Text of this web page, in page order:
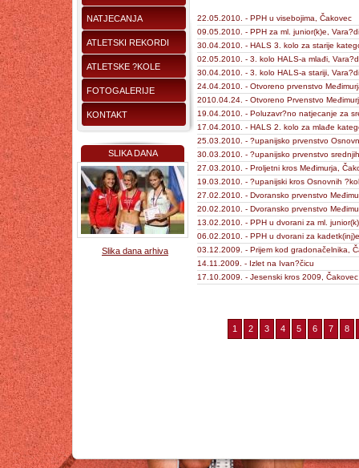
NATJECANJA
ATLETSKI REKORDI
ATLETSKE ?KOLE
FOTOGALERIJE
KONTAKT
SLIKA DANA
Slika dana arhiva
22.05.2010. - PPH u visebojima, Čakovec
09.05.2010. - PPH za ml. junior(k)e,
30.04.2010. - HALS 3. kolo za starije
02.05.2010. - 3. kolo HALS-a mlađi,
30.04.2010. - 3. kolo HALS-a stariji,
24.04.2010. - Otvoreno prvenstvo
2010.04.24. - Otvoreno Prvenstvo
19.04.2010. - Poluzavr?no natjecanje za
17.04.2010. - HALS 2. kolo za mlađe
25.03.2010. - ?upanijsko prvenstvo
30.03.2010. - ?upanijsko prvenstvo
27.03.2010. - Proljetni kros Međimurja,
19.03.2010. - ?upanijski kros Osnovnih
27.02.2010. - Dvoransko prvenstvo
20.02.2010. - Dvoransko prvenstvo
13.02.2010. - PPH u dvorani za ml.
06.02.2010. - PPH u dvorani za
03.12.2009. - Prijem kod gradonačelnika,
14.11.2009. - Izlet na Ivan?čicu
17.10.2009. - Jesenski kros 2009, Čakovec
1 2 3 4 5 6 7 8